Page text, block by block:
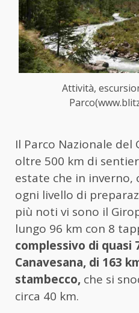
Attività,
Il Parco Nazionale del
oltre 500 km di
estate che in inverno,
ogni livello di
più noti vi sono il
lungo 96 km con 8
complessivo di quasi
Canavesana, di 163
stambecco, che si
circa 40 km.